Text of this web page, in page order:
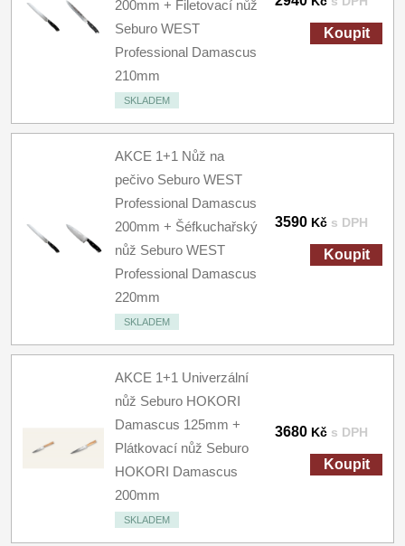
200mm + Filetovací nůž
Seburo WEST
Professional Damascus
210mm
SKLADEM
Koupit
AKCE 1+1 Nůž na
pečivo Seburo WEST
Professional Damascus
200mm + Šéfkuchařský
nůž Seburo WEST
Professional Damascus
220mm
SKLADEM
3590 Kč s DPH
Koupit
AKCE 1+1 Univerzální
nůž Seburo HOKORI
Damascus 125mm +
Plátkovací nůž Seburo
HOKORI Damascus
200mm
SKLADEM
3680 Kč s DPH
Koupit